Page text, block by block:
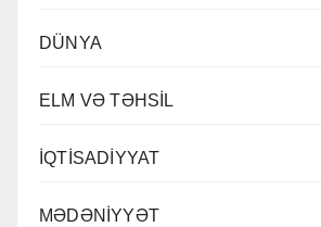
DÜNYA
ELM VƏ TƏHSİL
İQTİSADİYYAT
MƏDƏNİYYƏT